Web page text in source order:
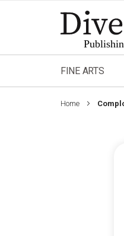
to
Content
FINE ARTS
Home